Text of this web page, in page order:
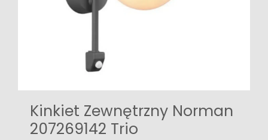
Kinkiet Zewnętrzny Norman
207269142 Trio